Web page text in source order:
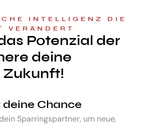
INTELLIGENZ DIE
VERÄNDERT
Potenzial der
deine
Chance
Sparringspartner, um neue,